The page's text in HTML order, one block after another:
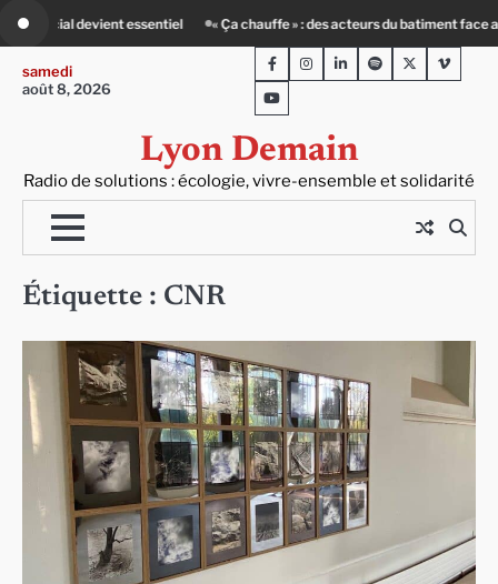
content
du batiment face au défi climatique 80 Jours Voyages : au cœur du
samedi
août 8, 2026
Lyon Demain
Radio de solutions : écologie, vivre-ensemble et solidarité
FacebookInstagram
LinkedInSpotifyTwitterViméo
Youtube
Étiquette : CNR